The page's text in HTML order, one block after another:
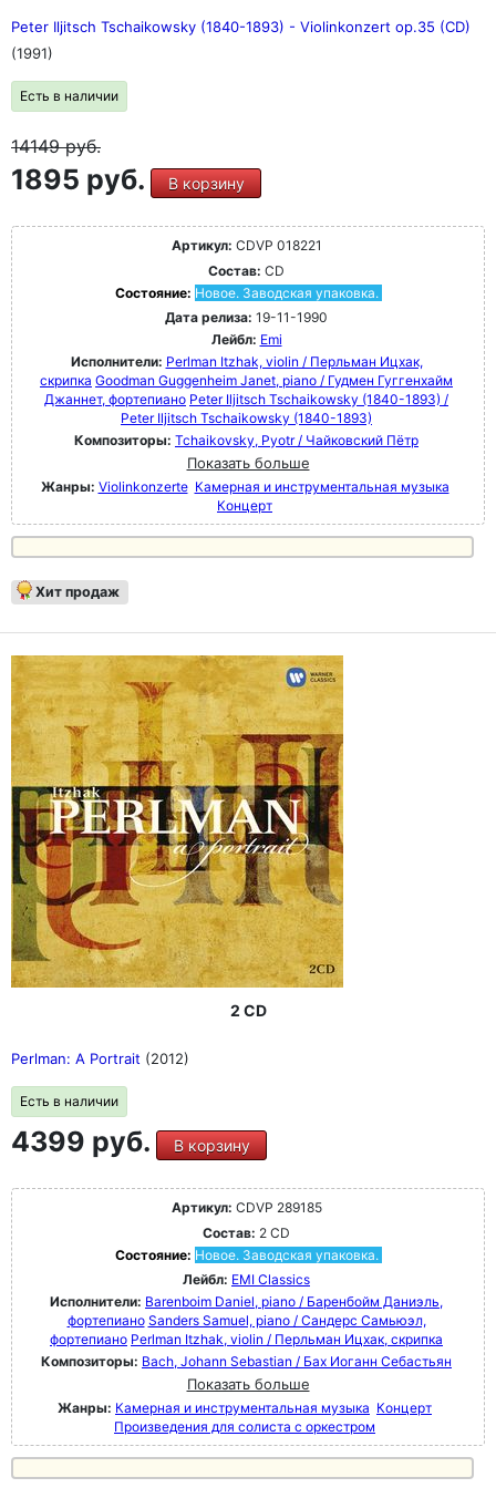
Peter Iljitsch Tschaikowsky (1840-1893) - Violinkonzert op.35 (CD)
(1991)
Есть в наличии
14149руб.
1895 руб. В корзину
Артикул: CDVP 018221
Состав: CD
Состояние: Новое. Заводская упаковка.
Дата релиза: 19-11-1990
Лейбл: Emi
Исполнители: Perlman Itzhak, violin / Перльман Ицхак,
скрипка Goodman Guggenheim Janet, piano / Гудмен Гуггенхайм
Джаннет, фортепиано Peter Iljitsch Tschaikowsky (1840-1893) /
Peter Iljitsch Tschaikowsky (1840-1893)
Композиторы: Tchaikovsky, Pyotr / Чайковский Пётр
Показать больше
Жанры: Violinkonzerte Камерная и инструментальная музыка
Концерт
Хит продаж
2 CD
Perlman: A Portrait (2012)
Есть в наличии
4399 руб. В корзину
Артикул: CDVP 289185
Состав: 2 CD
Состояние: Новое. Заводская упаковка.
Лейбл: EMI Classics
Исполнители: Barenboim Daniel, piano / Баренбойм Даниэль,
фортепиано Sanders Samuel, piano / Сандерс Самьюэл,
фортепиано Perlman Itzhak, violin / Перльман Ицхак, скрипка
Композиторы: Bach, Johann Sebastian / Бах Иоганн Себастьян
Показать больше
Жанры: Камерная и инструментальная музыка Концерт
Произведения для солиста с оркестром